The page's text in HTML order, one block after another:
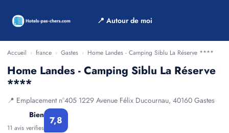
📍 Autour de moi
Accueil › france › Gastes › Home Landes - Camping Siblu La Réserve ****
Home Landes - Camping Siblu La Réserve
****
📍 Emplacement n°405 1229 Avenue Félix Ducournau, 40160 Gastes
Bien
11 avis verifies
7,8